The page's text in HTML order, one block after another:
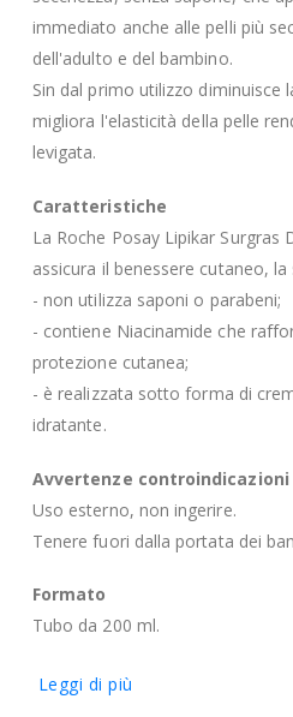
immediato anche alle pelli più
dell'adulto e del bambino.
Sin dal primo utilizzo diminuisce
migliora l'elasticità della pelle
levigata.
Caratteristiche
La Roche Posay Lipikar Surgras
assicura il benessere cutaneo,
- non utilizza saponi o parabeni;
- contiene Niacinamide che
protezione cutanea;
- è realizzata sotto forma di
idratante.
Avvertenze controindicazioni
Uso esterno, non ingerire.
Tenere fuori dalla portata dei
Formato
Tubo da 200 ml.
Leggi di più